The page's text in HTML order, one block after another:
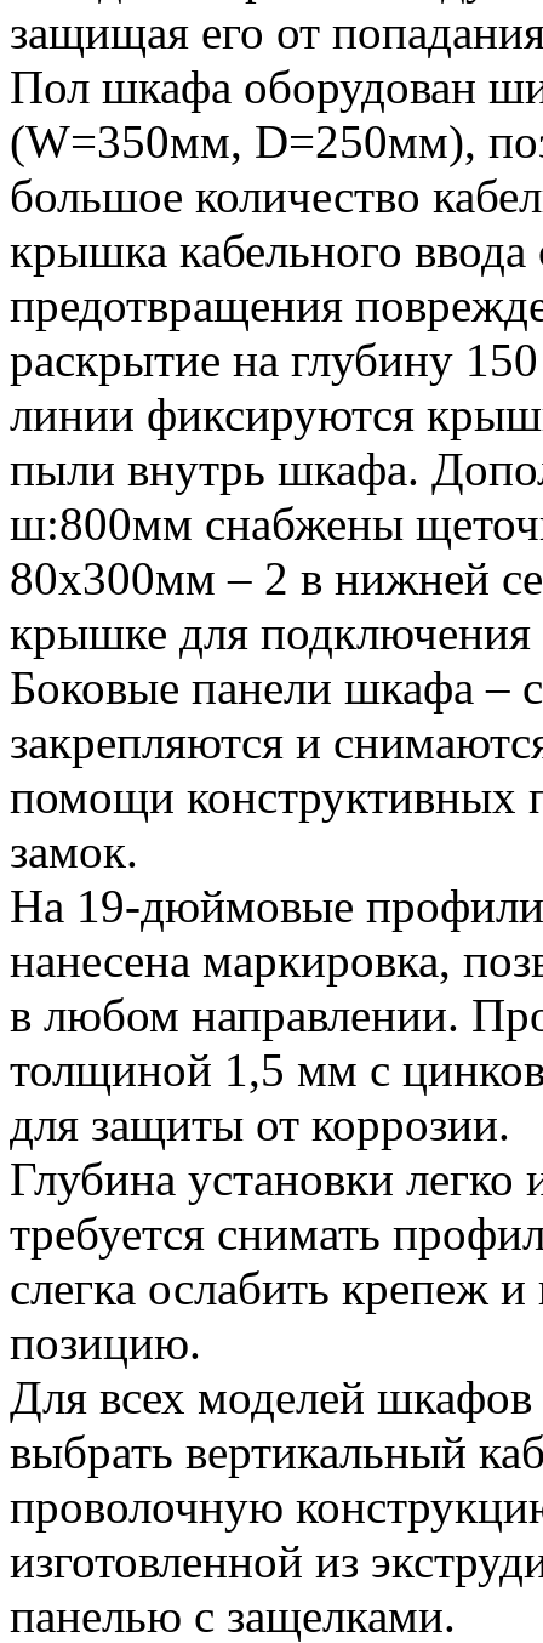
защищая его от
Пол шкафа оборудован
(W=350мм, D=250мм),
большое количество
крышка кабельного
предотвращения
раскрытие на глубину
линии фиксируются
пыли внутрь шкафа.
ш:800мм снабжены
80х300мм – 2 в нижней
крышке для подключения
Боковые панели шкафа –
закрепляются и
помощи конструктивных
замок.
На 19-дюймовые
нанесена маркировка,
в любом направлении.
толщиной 1,5 мм с
для защиты от коррозии.
Глубина установки легко
требуется снимать
слегка ослабить крепеж
позицию.
Для всех моделей
выбрать вертикальный
проволочную
изготовленной из
панелью с защелками.